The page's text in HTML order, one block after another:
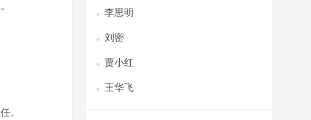
。
李思明
刘密
贾小红
王华飞